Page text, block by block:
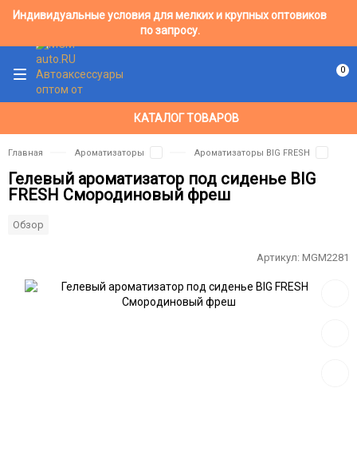
Индивидуальные условия для мелких и крупных оптовиков
по запросу.
КАТАЛОГ ТОВАРОВ
0
Главная Ароматизаторы Ароматизаторы BIG FRESH
Гелевый ароматизатор под сиденье BIG
FRESH Смородиновый фреш
Обзор
Артикул: MGM2281